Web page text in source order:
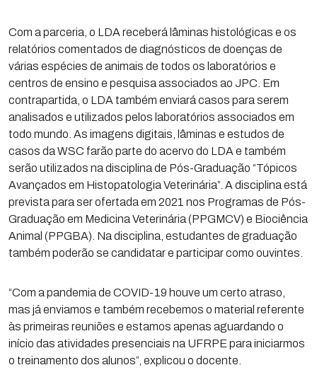
Com a parceria, o LDA receberá lâminas histológicas e os
relatórios comentados de diagnósticos de doenças de
várias espécies de animais de todos os laboratórios e
centros de ensino e pesquisa associados ao JPC. Em
contrapartida, o LDA também enviará casos para serem
analisados e utilizados pelos laboratórios associados em
todo mundo. As imagens digitais, lâminas e estudos de
casos da WSC farão parte do acervo do LDA e também
serão utilizados na disciplina de Pós-Graduação “Tópicos
Avançados em Histopatologia Veterinária”. A disciplina está
prevista para ser ofertada em 2021 nos Programas de Pós-
Graduação em Medicina Veterinária (PPGMCV) e Biociência
Animal (PPGBA). Na disciplina, estudantes de graduação
também poderão se candidatar e participar como ouvintes.
“Com a pandemia de COVID-19 houve um certo atraso,
mas já enviamos e também recebemos o material referente
às primeiras reuniões e estamos apenas aguardando o
início das atividades presenciais na UFRPE para iniciarmos
o treinamento dos alunos”, explicou o docente.